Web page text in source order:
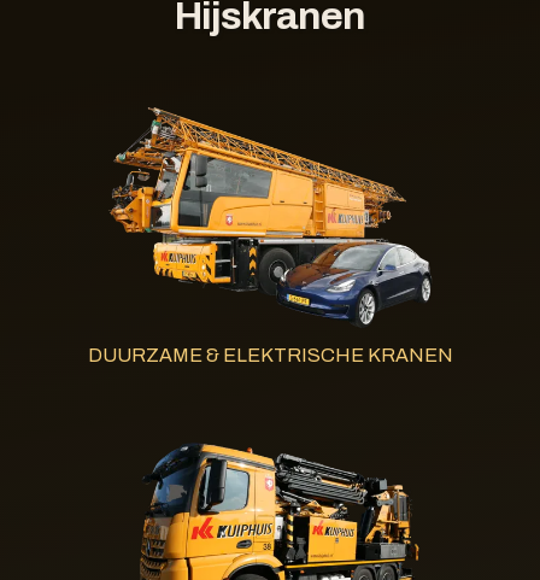
Hijskranen
DUURZAME & ELEKTRISCHE KRANEN